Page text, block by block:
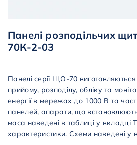
Панелі розподільчих
70К-2-03
Панелі серії ЩО-70
прийому, розподілу, обліку та
енергії в мережах до 1000 В та
панелей, апарати, що
маса наведені в таблиці у вкладці
характеристики. Схеми наведені у